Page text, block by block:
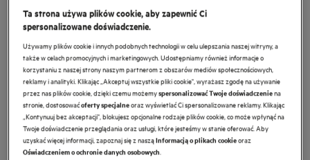
Lodówka Cooling 360° 8000
CustomFlex 188,4 cm
0 (0)
Karta informacyjna produktu
Cechy
Szuflada GreenZone+ pomaga zachować świeżość i naturalny smak
owoców i warzyw.
Automatycznie reguluje wilgotność, by przedłużyć świeżość produktów.
Technologia TwinTech® No Frost zachowuje naturalną soczystość
produktów
Ta strona używa plików cookie, aby zapewnić Ci
spersonalizowane doświadczenie.
Używamy plików cookie i innych podobnych technologii w celu ulepszania naszej witryny, a
także w celach promocyjnych i marketingowych. Udostępniamy również informacje o
korzystaniu z naszej strony naszym partnerom z obszarów mediów społecznościowych,
reklamy i analityki. Klikając „Akceptuj wszystkie pliki cookie", wyrażasz zgodę na używanie
przez nas plików cookie, dzięki czemu możemyspersonalizować Twoje doświadczeniena
stronie, dostosowaćoferty specjalneoraz wyświetlać Ci spersonalizowane reklamy. Klikając
„Kontynuuj bez akceptacji", blokujesz opcjonalne rodzaje plików cookie, co może wpłynąć na
Twoje doświadczenie przeglądania oraz usługi, które jesteśmy w stanie oferować. Aby
uzyskać więcej informacji, zapoznaj się z nasząInformacją o plikach cookieoraz
Oświadczeniem o ochronie danych osobowych